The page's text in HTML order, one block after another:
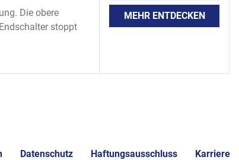
Die obere
stoppt
MEHR ENTDECKEN
Datenschutz Haftungsausschluss Karriere